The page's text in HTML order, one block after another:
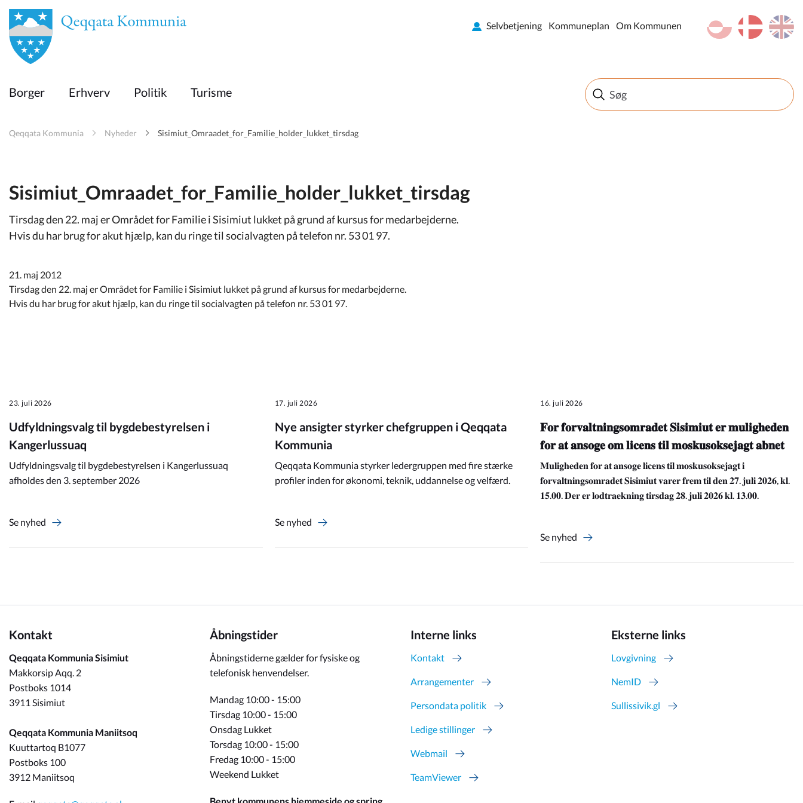
en
Borger
Erhverv
Politik
Selvbetjening
Kommuneplan
Om Kommunen
en
da
kl-GL
Selvbetjening Kommuneplan Om Kommunen
Borger Erhverv Politik Turisme
Qeqqata Kommunia Nyheder Sisimiut_Omraadet_for_Familie_holder_lukket_tirsdag
Sisimiut_Omraadet_for_Familie_holder_lukket_tirsdag
Tirsdag den 22. maj er Området for Familie i Sisimiut lukket på grund af kursus for medarbejderne.
Hvis du har brug for akut hjælp, kan du ringe til socialvagten på telefon nr. 53 01 97.
21. maj 2012
Tirsdag den 22. maj er Området for Familie i Sisimiut lukket på grund af kursus for medarbejderne.
Hvis du har brug for akut hjælp, kan du ringe til socialvagten på telefon nr. 53 01 97.
23. juli 2026
Udfyldningsvalg til bygdebestyrelsen i
Kangerlussuaq
Udfyldningsvalg til bygdebestyrelsen i Kangerlussuaq
afholdes den 3. september 2026
Se nyhed
17. juli 2026
Nye ansigter styrker chefgruppen i Qeqqata
Kommunia
Qeqqata Kommunia styrker ledergruppen med fire stærke
profiler inden for økonomi, teknik, uddannelse og velfærd.
Se nyhed
16. juli 2026
𝐅𝐨𝐫 𝐟𝐨𝐫𝐯𝐚𝐥𝐭𝐧𝐢𝐧𝐠𝐬𝐨𝐦𝐫𝐚𝐝𝐞𝐭 𝐒𝐢𝐬𝐢𝐦𝐢𝐮𝐭 𝐞𝐫 𝐦𝐮𝐥𝐢𝐠𝐡𝐞𝐝𝐞𝐧
𝐟𝐨𝐫 𝐚𝐭 𝐚𝐧𝐬𝐨𝐠𝐞 𝐨𝐦 𝐥𝐢𝐜𝐞𝐧𝐬 𝐭𝐢𝐥 𝐦𝐨𝐬𝐤𝐮𝐬𝐨𝐤𝐬𝐞𝐣𝐚𝐠𝐭 𝐚𝐛𝐧𝐞𝐭
𝐌𝐮𝐥𝐢𝐠𝐡𝐞𝐝𝐞𝐧 𝐟𝐨𝐫 𝐚𝐭 𝐚𝐧𝐬𝐨𝐠𝐞 𝐥𝐢𝐜𝐞𝐧𝐬 𝐭𝐢𝐥 𝐦𝐨𝐬𝐤𝐮𝐬𝐨𝐤𝐬𝐞𝐣𝐚𝐠𝐭 𝐢
𝐟𝐨𝐫𝐯𝐚𝐥𝐭𝐧𝐢𝐧𝐠𝐬𝐨𝐦𝐫𝐚𝐝𝐞𝐭 𝐒𝐢𝐬𝐢𝐦𝐢𝐮𝐭 𝐯𝐚𝐫𝐞𝐫 𝐟𝐫𝐞𝐦 𝐭𝐢𝐥 𝐝𝐞𝐧 𝟐𝟕. 𝐣𝐮𝐥𝐢 𝟐𝟎𝟐𝟔, 𝐤𝐥.
𝟏𝟓.𝟎𝟎. 𝐃𝐞𝐫 𝐞𝐫 𝐥𝐨𝐝𝐭𝐫𝐚𝐞𝐤𝐧𝐢𝐧𝐠 𝐭𝐢𝐫𝐬𝐝𝐚𝐠 𝟐𝟖. 𝐣𝐮𝐥𝐢 𝟐𝟎𝟐𝟔 𝐤𝐥. 𝟏𝟑.𝟎𝟎.
Se nyhed
Kontakt
Qeqqata Kommunia Sisimiut
Makkorsip Aqq. 2
Postboks 1014
3911 Sisimiut
Qeqqata Kommunia Maniitsoq
Kuuttartoq B1077
Postboks 100
3912 Maniitsoq
Åbningstider
Åbningstiderne gælder for fysiske og
telefonisk henvendelser.
Mandag 10:00 - 15:00
Tirsdag 10:00 - 15:00
Onsdag Lukket
Torsdag 10:00 - 15:00
Fredag 10:00 - 15:00
Weekend Lukket
Interne links
Kontakt
Arrangementer
Persondata politik
Ledige stillinger
Webmail
TeamViewer
Eksterne links
Lovgivning
NemID
Sullissivik.gl